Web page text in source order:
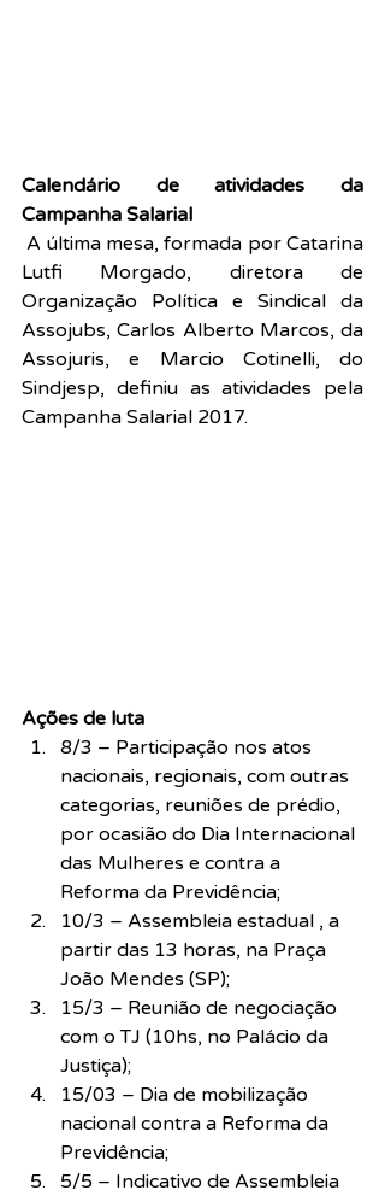
Calendário de atividades da
Campanha Salarial
A última mesa, formada por Catarina
Lutfi Morgado, diretora de
Organização Política e Sindical da
Assojubs, Carlos Alberto Marcos, da
Assojuris, e Marcio Cotinelli, do
Sindjesp, definiu as atividades pela
Campanha Salarial 2017.
Ações de luta
8/3 – Participação nos atos
nacionais, regionais, com outras
categorias, reuniões de prédio,
por ocasião do Dia Internacional
das Mulheres e contra a
Reforma da Previdência;
10/3 – Assembleia estadual , a
partir das 13 horas, na Praça
João Mendes (SP);
15/3 – Reunião de negociação
com o TJ (10hs, no Palácio da
Justiça);
15/03 – Dia de mobilização
nacional contra a Reforma da
Previdência;
5/5 – Indicativo de Assembleia